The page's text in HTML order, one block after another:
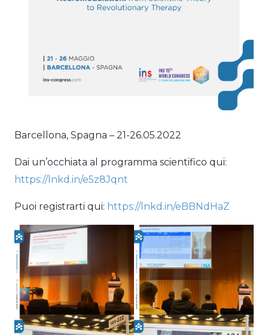
Barcellona, Spagna – 21-26.05.2022
Dai un’occhiata al programma scientifico qui:
https://lnkd.in/e5z8Jqnt
Puoi registrarti qui: https://lnkd.in/eBBNdHaZ